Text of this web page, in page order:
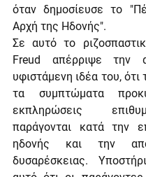
όταν δημοσίευσε το
Αρχή της Ηδονής".
Σε αυτό το
Freud απέρριψε την
υφιστάμενη ιδέα του, ότι
τα συμπτώματα
εκπληρώσεις
παράγονται κατά την
ηδονής και την
δυσαρέσκειας.